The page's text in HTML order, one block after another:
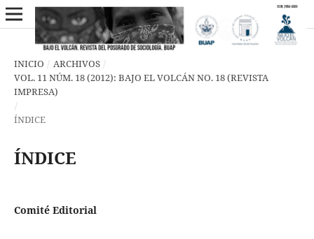
INICIO / ARCHIVOS /
VOL. 11 NÚM. 18 (2012): BAJO EL VOLCÁN NO. 18 (REVISTA
IMPRESA)
/
ÍNDICE
ÍNDICE
Comité Editorial